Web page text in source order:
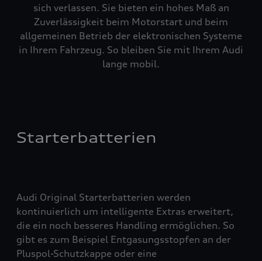
sich verlassen. Sie bieten ein hohes Maß an
Zuverlässigkeit beim Motorstart und beim
allgemeinen Betrieb der elektronischen Systeme
in Ihrem Fahrzeug. So bleiben Sie mit Ihrem Audi
lange mobil.
Starterbatterien
Audi Original Starterbatterien werden
kontinuierlich um intelligente Extras erweitert,
die ein noch besseres Handling ermöglichen. So
gibt es zum Beispiel Entgasungsstopfen an der
Pluspol-Schutzkappe oder eine